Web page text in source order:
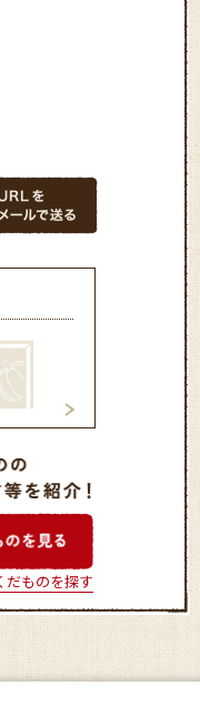
ふれあい市佐々
だものを探す